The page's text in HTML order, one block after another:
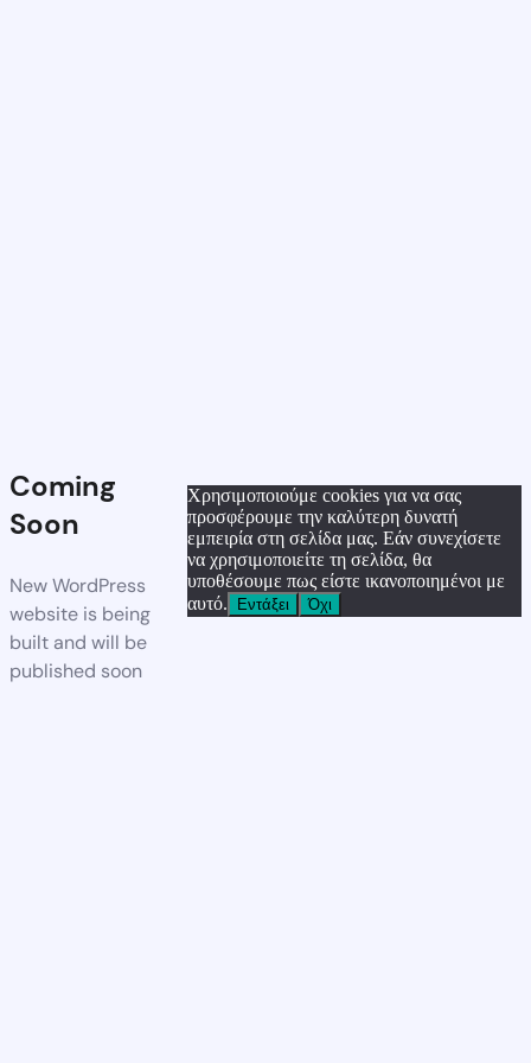
Coming
Soon
New WordPress
website is being
built and will be
published soon
Χρησιμοποιούμε cookies για να σας
προσφέρουμε την καλύτερη δυνατή
εμπειρία στη σελίδα μας. Εάν συνεχίσετε
να χρησιμοποιείτε τη σελίδα, θα
υποθέσουμε πως είστε ικανοποιημένοι με
αυτό.
Εντάξει Όχι